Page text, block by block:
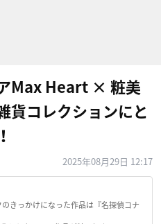
Max Heart × 粧美
貨コレクションにと
2025年08月29日 12:17
きっかけになった作品は『名探偵コナ